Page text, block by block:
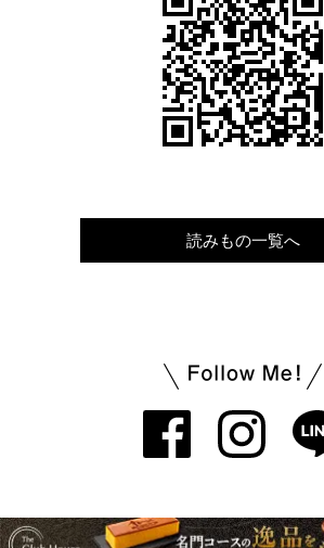
読みもの一覧へ